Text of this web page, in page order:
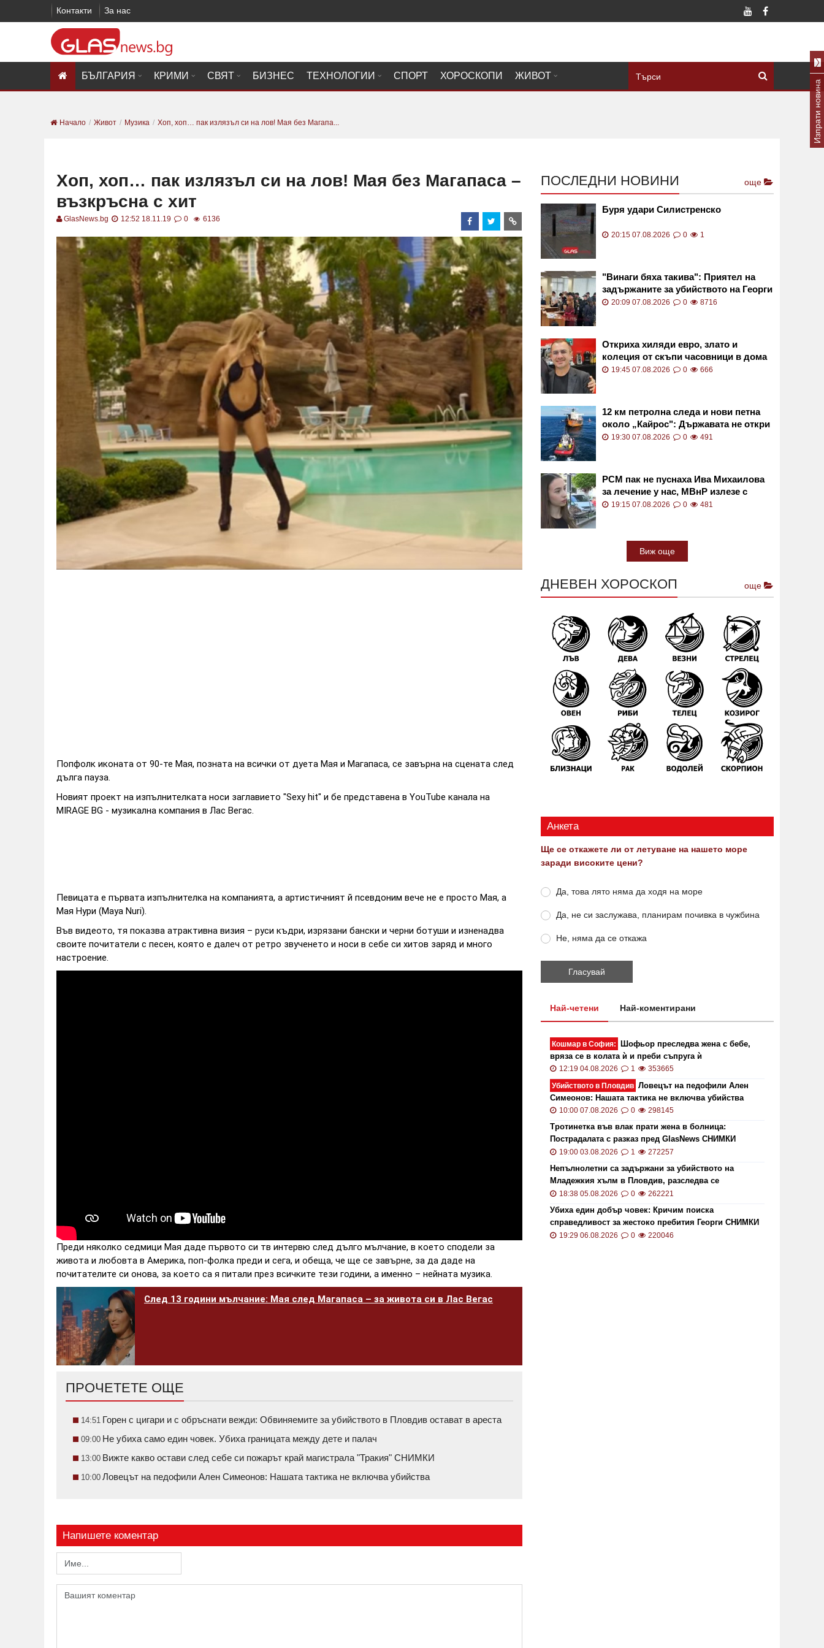
Контакти За нас
БЪЛГАРИЯ КРИМИ СВЯТ БИЗНЕС ТЕХНОЛОГИИ СПОРТ ХОРОСКОПИ ЖИВОТ
Начало Живот Музика Хоп, хоп… пак излязъл си на лов! Мая без Магапа...
Хоп, хоп… пак излязъл си на лов! Мая без Магапаса –
възкръсна с хит
GlasNews.bg 12:52 18.11.19 0 6136
Попфолк иконата от 90-те Мая, позната на всички от дуета Мая и Магапаса, се завърна на сцената след
дълга пауза.
Новият проект на изпълнителката носи заглавието "Sexy hit" и бе представена в YouTube канала на
MIRAGE BG - музикална компания в Лас Вегас.
Певицата е първата изпълнителка на компанията, а артистичният й псевдоним вече не е просто Мая, а
Мая Нури (Maya Nuri).
Във видеото, тя показва атрактивна визия – руси къдри, изрязани бански и черни ботуши и изненадва
своите почитатели с песен, която е далеч от ретро звученето и носи в себе си хитов заряд и много
настроение.
Преди няколко седмици Мая даде първото си тв интервю след дълго мълчание, в което сподели за
живота и любовта в Америка, поп-фолка преди и сега, и обеща, че ще се завърне, за да даде на
почитателите си онова, за което са я питали през всичките тези години, а именно – нейната музика.
След 13 години мълчание: Мая след Магапаса – за живота си в Лас Вегас
ПРОЧЕТЕТЕ ОЩЕ
14:51 Горен с цигари и с обръснати вежди: Обвиняемите за убийството в Пловдив остават в ареста
09:00 Не убиха само един човек. Убиха границата между дете и палач
13:00 Вижте какво остави след себе си пожарът край магистрала "Тракия" СНИМКИ
10:00 Ловецът на педофили Ален Симеонов: Нашата тактика не включва убийства
Напишете коментар
ПОСЛЕДНИ НОВИНИ още
Буря удари Силистренско
20:15 07.08.2026 0 1
"Винаги бяха такива": Приятел на
задържаните за убийството на Георги
в Пловдив с разказ пред GlasNews
20:09 07.08.2026 0 8716
Откриха хиляди евро, злато и
колеция от скъпи часовници в дома
на Владимир Янков, които убийците
19:45 07.08.2026 0 666
12 км петролна следа и нови петна
около „Кайрос": Държавата не откри
активен теч СНИМКИ и ВИДЕО
19:30 07.08.2026 0 491
РСМ пак не пуснаха Ива Михаилова
за лечение у нас, МВнР излезе с
остра позиция
19:15 07.08.2026 0 481
Виж още
ДНЕВЕН ХОРОСКОП още
Анкета
Ще се откажете ли от летуване на нашето море
заради високите цени?
Да, това лято няма да ходя на море
Да, не си заслужава, планирам почивка в чужбина
Не, няма да се откажа
Най-четени Най-коментирани
Кошмар в София:
Шофьор преследва жена с бебе,
вряза се в колата ѝ и преби съпруга ѝ
12:19 04.08.2026 1
353665
Убийството в Пловдив Ловецът на педофили Ален
Симеонов: Нашата тактика не включва убийства
10:00 07.08.2026 0 298145
Тротинетка във влак прати жена в болница:
Пострадалата с разказ пред GlasNews СНИМКИ
19:00 03.08.2026 1 272257
Непълнолетни са задържани за убийството на
Младежкия хълм в Пловдив, разследва се
хомофобски мотив
18:38 05.08.2026 0 262221
Убиха един добър човек: Кричим поиска
справедливост за жестоко пребития Георги СНИМКИ
и ВИДЕО
19:29 06.08.2026 0 220046
Изпрати новина